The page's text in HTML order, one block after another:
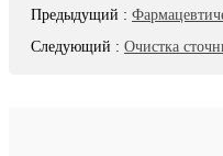
Предыдущий :
Следующий : Очистка